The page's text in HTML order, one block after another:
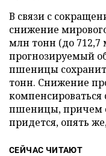
В связи с
снижение
млн тонн (до 712,7
прогнозируемый
пшеницы
тонн. Снижение
пшеницы, причем
придется, опять
СЕЙЧАС ЧИТАЮТ